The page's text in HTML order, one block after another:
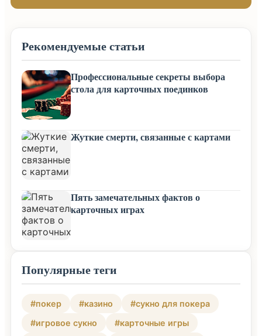
Рекомендуемые статьи
Профессиональные секреты выбора
стола для карточных поединков
Жуткие смерти, связанные с картами
Пять замечательных фактов о
карточных играх
Популярные теги
#покер #казино
#сукно для покера
#игровое сукно
#карточные игры